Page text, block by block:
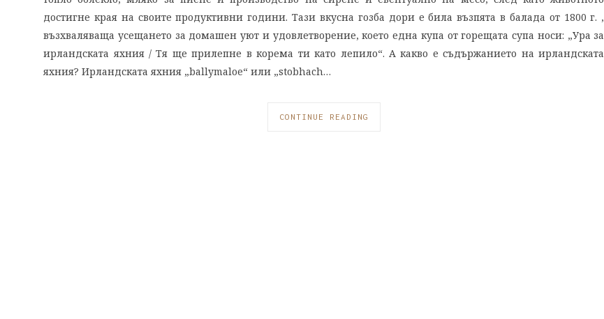
достигне края на своите продуктивни години. Тази вкусна гозба дори е била възпята в балада от 1800 г. ,
възхваляваща усещането за домашен уют и удовлетворение, което една купа от горещата супа носи: „Ура за
ирландската яхния / Тя ще прилепне в корема ти като лепило“. А какво е съдържанието на ирландската
яхния? Ирландската яхния „ballymaloe“ или „stobhach…
CONTINUE READING